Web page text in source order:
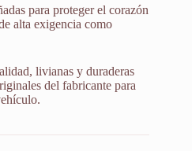
para proteger el corazón
alta exigencia como
livianas y duraderas
del fabricante para